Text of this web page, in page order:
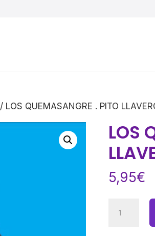
/ LOS QUEMASANGRE . PITO
LOS
5,95€